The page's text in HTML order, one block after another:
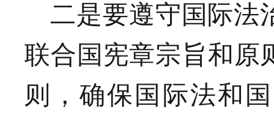
二是要遵守国际法
联合国宪章宗旨和原
则，确保国际法和